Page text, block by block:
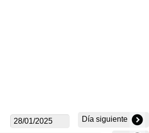
Día siguiente